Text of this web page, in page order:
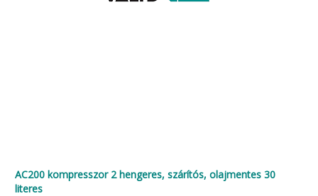
AC200 kompresszor 2 hengeres, szárítós, olajmentes 30
literes